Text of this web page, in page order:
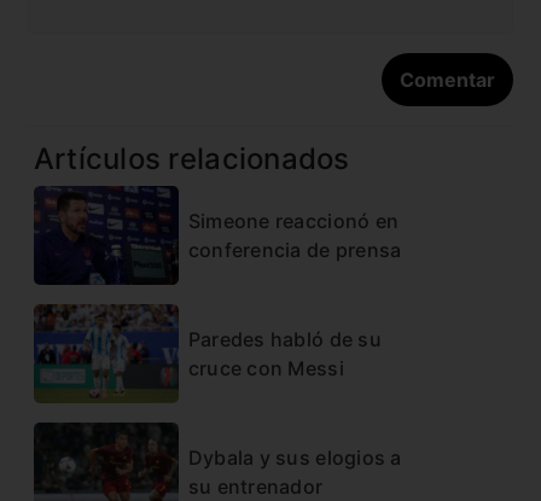
Artículos relacionados
Simeone reaccionó en
conferencia de prensa
Paredes habló de su
cruce con Messi
Dybala y sus elogios a
su entrenador